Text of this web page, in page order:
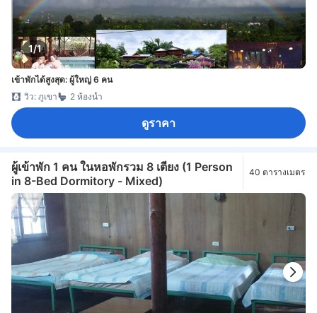
1/1
เข้าพักได้สูงสุด: ผู้ใหญ่ 6 คน
วิว: ภูเขา
2 ห้องน้ำ
ดูราคา
ผู้เข้าพัก 1 คน ในหอพักรวม 8 เตียง (1 Person
in 8-Bed Dormitory - Mixed)
40 ตารางเมตร